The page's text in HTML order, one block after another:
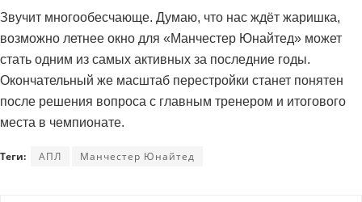
Звучит многообесчающе. Думаю, что нас ждёт жаришка,
возможно летнее окно для «Манчестер Юнайтед» может
стать одним из самых активных за последние годы.
Окончательный же масштаб перестройки станет понятен
после решения вопроса с главным тренером и итогового
места в чемпионате.
Теги: АПЛ Манчестер Юнайтед